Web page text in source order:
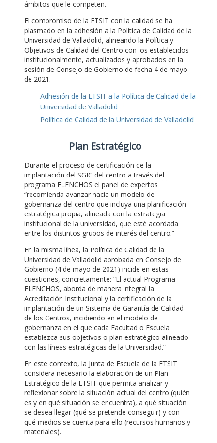
ámbitos que le competen.
El compromiso de la ETSIT con la calidad se ha
plasmado en la adhesión a la Política de Calidad de la
Universidad de Valladolid, alineando la Política y
Objetivos de Calidad del Centro con los establecidos
institucionalmente, actualizados y aprobados en la
sesión de Consejo de Gobierno de fecha 4 de mayo
de 2021.
Adhesión de la ETSIT a la Política de Calidad de la
Universidad de Valladolid
Política de Calidad de la Universidad de Valladolid
Plan Estratégico
Durante el proceso de certificación de la
implantación del SGIC del centro a través del
programa ELENCHOS el panel de expertos
“recomienda avanzar hacia un modelo de
gobernanza del centro que incluya una planificación
estratégica propia, alineada con la estrategia
institucional de la universidad, que esté acordada
entre los distintos grupos de interés del centro.”
En la misma línea, la Política de Calidad de la
Universidad de Valladolid aprobada en Consejo de
Gobierno (4 de mayo de 2021) incide en estas
cuestiones, concretamente: “El actual Programa
ELENCHOS, aborda de manera integral la
Acreditación Institucional y la certificación de la
implantación de un Sistema de Garantía de Calidad
de los Centros, incidiendo en el modelo de
gobernanza en el que cada Facultad o Escuela
establezca sus objetivos o plan estratégico alineado
con las líneas estratégicas de la Universidad.”
En este contexto, la Junta de Escuela de la ETSIT
considera necesario la elaboración de un Plan
Estratégico de la ETSIT que permita analizar y
reflexionar sobre la situación actual del centro (quién
es y en qué situación se encuentra), a qué situación
se desea llegar (qué se pretende conseguir) y con
qué medios se cuenta para ello (recursos humanos y
materiales).